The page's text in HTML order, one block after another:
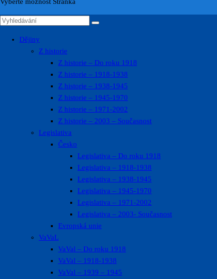
Dějiny
Z historie
Z historie – Do roku 1918
Z historie – 1918-1938
Z historie – 1938-1945
Z historie – 1945-1970
Z historie – 1971-2002
Z historie – 2003 – Současnost
Legislativa
Česko
Legislativa – Do roku 1918
Legislativa – 1918-1938
Legislativa – 1938-1945
Legislativa – 1945-1970
Legislativa – 1971-2002
Legislativa – 2003- Současnost
Evropská unie
VaVaL
VaVal – Do roku 1918
VaVal – 1918-1938
VaVal – 1939 – 1945